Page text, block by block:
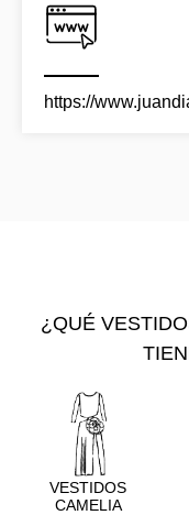
https://
¿QUÉ
VESTIDOS
CAMELIA